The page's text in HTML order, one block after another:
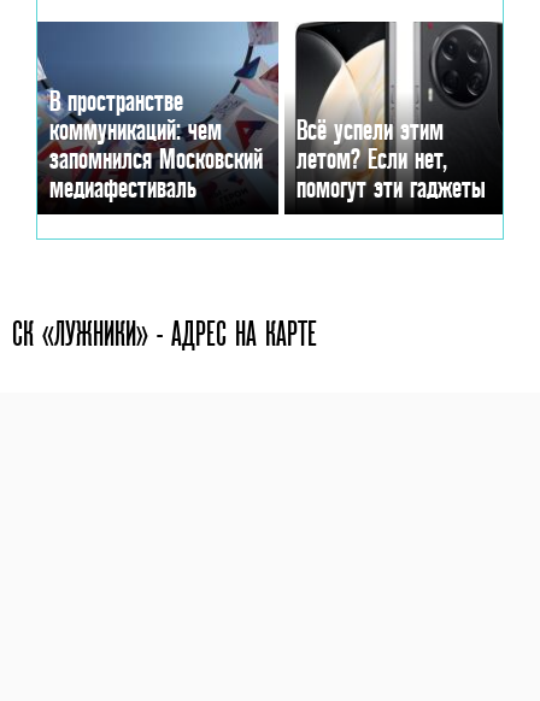
В пространстве
коммуникаций: чем
запомнился Московский
медиафестиваль
Всё успели этим
летом? Если нет,
помогут эти гаджеты
СК «ЛУЖНИКИ» - АДРЕС НА КАРТЕ